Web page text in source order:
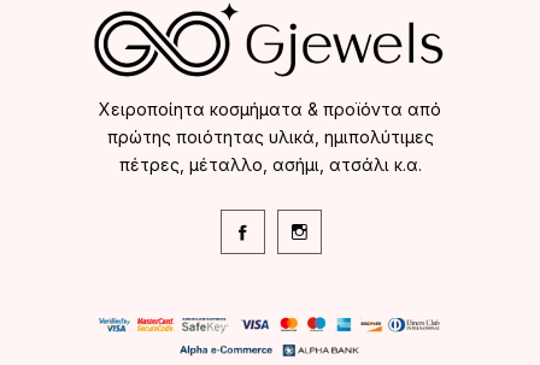
Χειροποίητα κοσμήματα & προϊόντα από
πρώτης ποιότητας υλικά, ημιπολύτιμες
πέτρες, μέταλλο, ασήμι, ατσάλι κ.α.